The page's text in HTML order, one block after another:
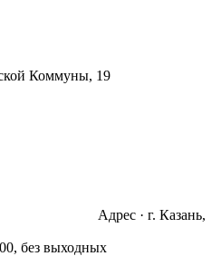
Коммуны, 19
Адрес · г. Казань,
без выходных